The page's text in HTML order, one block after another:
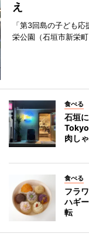
え
「第3回島の子ども
栄公園（石垣市新栄町
食べる
石垣
肉し
食べる
フラ
ハギ
転